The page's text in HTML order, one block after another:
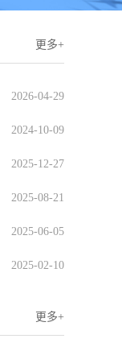
更多+
2026-04-29
2024-10-09
2025-12-27
2025-08-21
2025-06-05
2025-02-10
更多+